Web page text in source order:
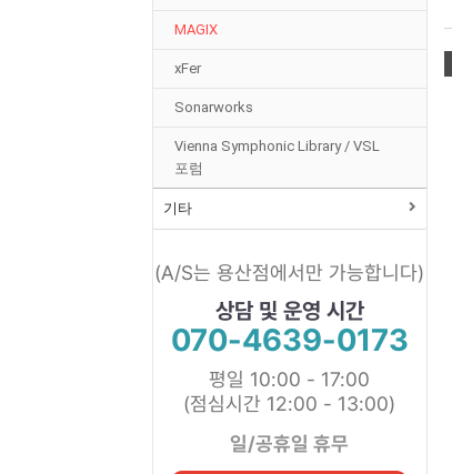
MAGIX
xFer
Sonarworks
Vienna Symphonic Library / VSL
포럼
기타
(A/S는 용산점에서만 가능합니다)
상담 및 운영 시간
070-4639-0173
평일 10:00 - 17:00
(점심시간 12:00 - 13:00)
일/공휴일 휴무